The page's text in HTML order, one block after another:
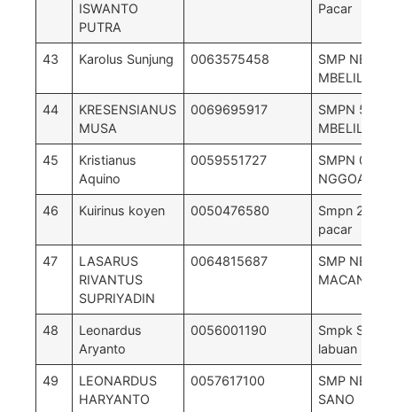
ISWANTO
PUTRA
Pacar
43 Karolus Sunjung 0063575458
SMP
MBELILING
44
KRESENSIANUS
MUSA
0069695917
SMPN 5
MBELILING
45
Kristianus
Aquino
0059551727
SMPN 06
NGGOANG
46 Kuirinus koyen 0050476580
Smpn
pacar
47
LASARUS
RIVANTUS
SUPRIYADIN
0064815687
SMP NEGRI
48
Leonardus
Aryanto
0056001190
Smpk Sta
labuan bajo
49
LEONARDUS
HARYANTO
0057617100
SMP
SANO